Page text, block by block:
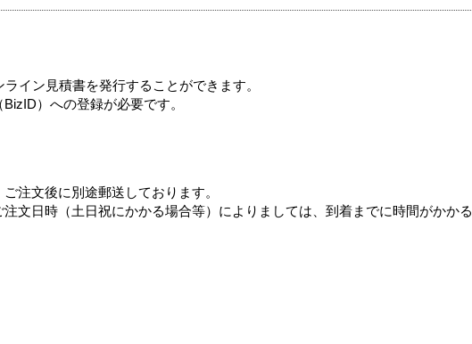
イン見積書を発行することができます。
）への登録が必要です。
注文後に別途郵送しております。
文日時（土日祝にかかる場合等）によりましては、到着までに時間がかかる